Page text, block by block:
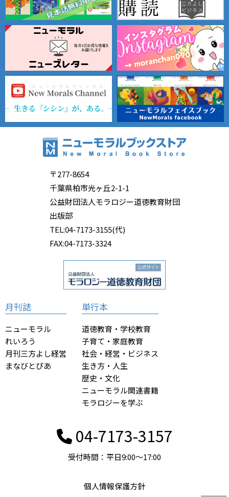
〒277-8654
千葉県柏市光ヶ丘2-1-1
公益財団法人モラロジー道徳教育財団
出版部
TEL:04-7173-3155(代)
FAX:04-7173-3324
月刊誌
ニューモラル
れいろう
月刊三方よし経営
まなびとぴあ
単行本
道徳教育・学校教育
子育て・家庭教育
社会・経営・ビジネス
生き方・人生
歴史・文化
ニューモラル関連書籍
モラロジーを学ぶ
04-7173-3157
受付時間：平日9:00〜17:00
個人情報保護方針